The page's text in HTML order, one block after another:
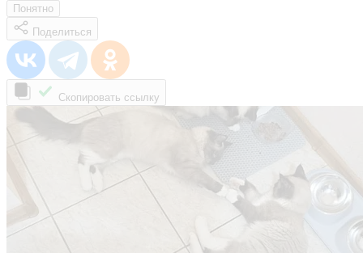
Понятно
Поделиться
Скопировать ссылку